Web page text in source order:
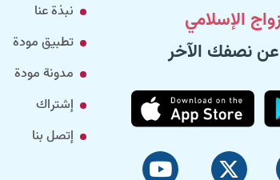
الإسلامي
نصفك الآخر
نبذة عنا
تطبيق مودة
مدونة مودة
إشتراك
إتصل بنا